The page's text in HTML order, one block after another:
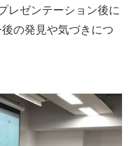
レゼンテーション後に
の発見や気づきにつ